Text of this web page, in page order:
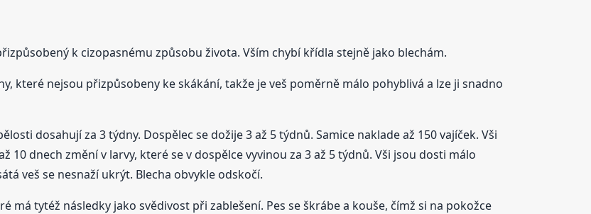
k cizopasnému způsobu života. Vším chybí křídla stejně jako blechám.
které nejsou přizpůsobeny ke skákání, takže je veš poměrně málo pohyblivá a lze ji snadno
dosahují za 3 týdny. Dospělec se dožije 3 až 5 týdnů. Samice naklade až 150 vajíček. Vši
10 dnech změní v larvy, které se v dospělce vyvinou za 3 až 5 týdnů. Vši jsou dosti málo
veš se nesnaží ukrýt. Blecha obvykle odskočí.
má tytéž následky jako svědivost při zablešení. Pes se škrábe a kouše, čímž si na pokožce